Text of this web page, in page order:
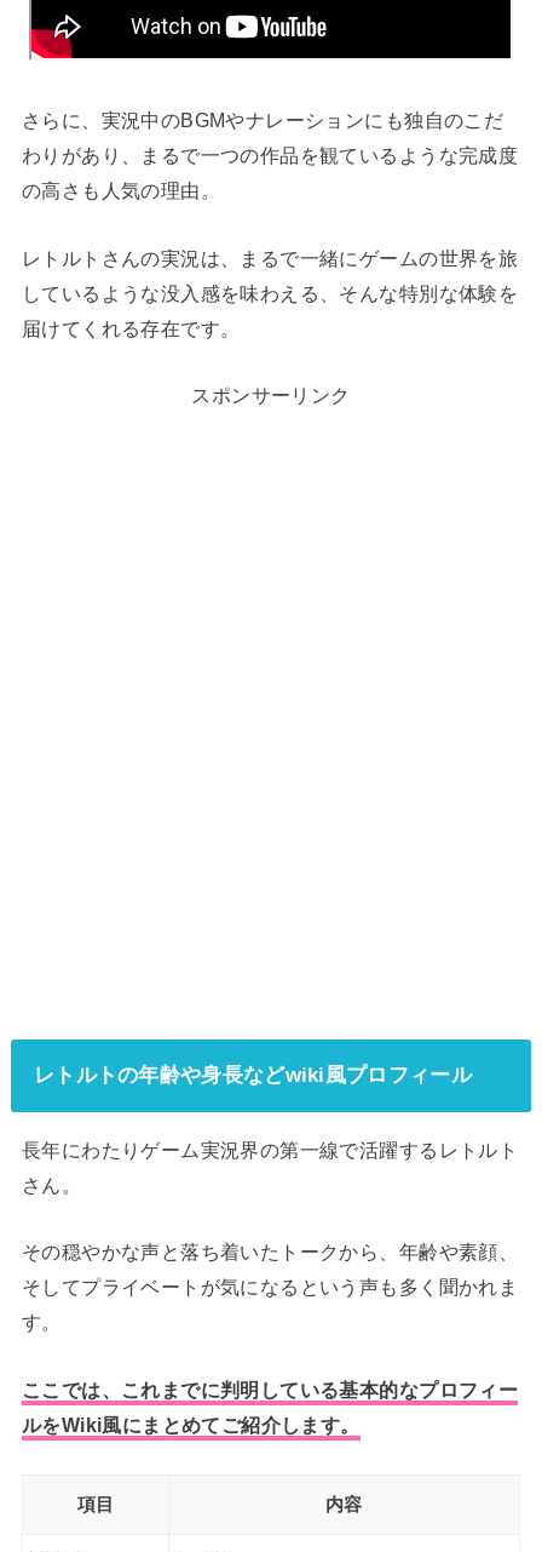
さらに、実況中のBGMやナレーションにも独自のこだ
わりがあり、まるで一つの作品を観ているような完成度
の高さも人気の理由。
レトルトさんの実況は、まるで一緒にゲームの世界を旅
しているような没入感を味わえる、そんな特別な体験を
届けてくれる存在です。
スポンサーリンク
レトルトの年齢や身長などwiki風プロフィール
長年にわたりゲーム実況界の第一線で活躍するレトルト
さん。
その穏やかな声と落ち着いたトークから、年齢や素顔、
そしてプライベートが気になるという声も多く聞かれま
す。
ここでは、これまでに判明している基本的なプロフィー
ルをWiki風にまとめてご紹介します。
項目 内容